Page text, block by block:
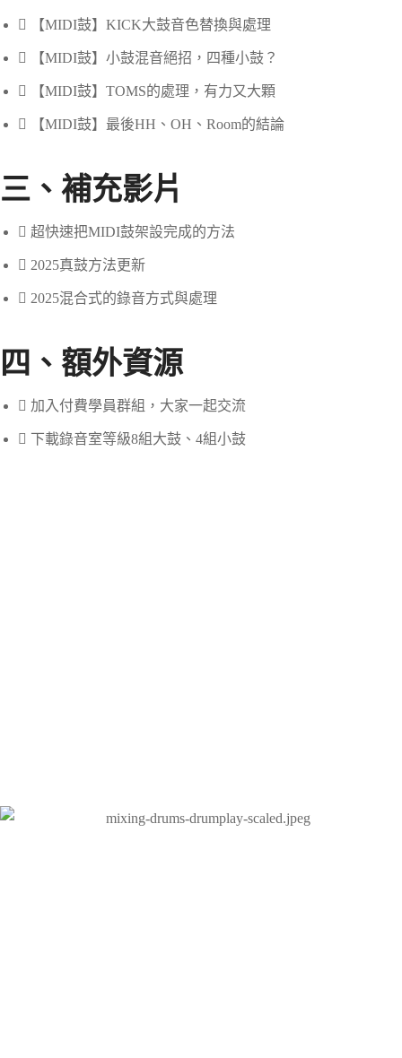
【MIDI鼓】KICK大鼓音色替換與處理
【MIDI鼓】小鼓混音絕招，四種小鼓？
【MIDI鼓】TOMS的處理，有力又大顆
【MIDI鼓】最後HH、OH、Room的結論
三、補充影片
超快速把MIDI鼓架設完成的方法
2025真鼓方法更新
2025混合式的錄音方式與處理
四、額外資源
加入付費學員群組，大家一起交流
下載錄音室等級8組大鼓、4組小鼓